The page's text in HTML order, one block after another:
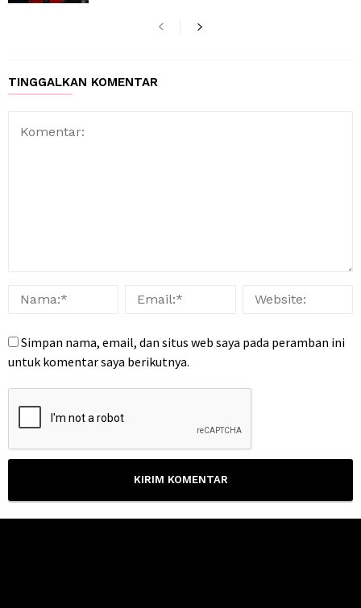
TINGGALKAN KOMENTAR
Simpan nama, email, dan situs web saya pada peramban ini
untuk komentar saya berikutnya.